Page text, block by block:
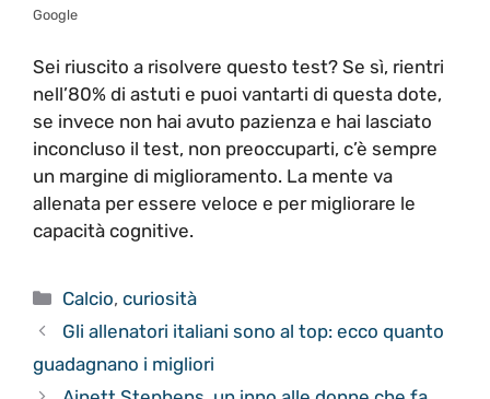
Google
Sei riuscito a risolvere questo test? Se sì, rientri
nell’80% di astuti e puoi vantarti di questa dote,
se invece non hai avuto pazienza e hai lasciato
inconcluso il test, non preoccuparti, c’è sempre
un margine di miglioramento. La mente va
allenata per essere veloce e per migliorare le
capacità cognitive.
Categorie
Calcio,curiosità
Gli allenatori italiani sono al top: ecco quanto
guadagnano i migliori